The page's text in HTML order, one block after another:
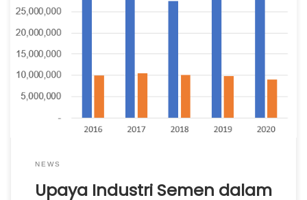
Pemerintah Indonesia berkomitmen menurunkan emisi
atau setara dengan 834 juta ton CO2e dengan upaya
sendiri dan sebesar 41% atau setara dengan 1,08 miliar
ton CO2e apabila mendapatkan bantuan internasional.
Industri semen memiliki komitmen sangat kuat untuk
mengurangi emisi GRK dari dua […]
NEWS
Upaya Industri Semen dalam